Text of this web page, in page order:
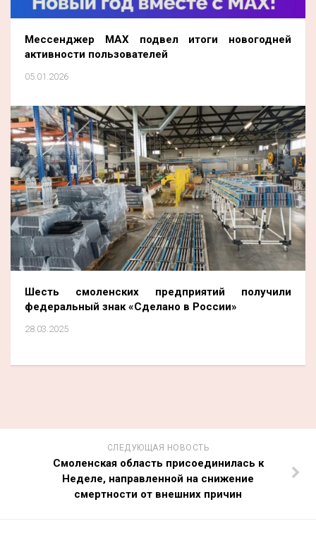
Мессенджер МАХ подвел итоги новогодней
активности пользователей
05.01.2026
Шесть смоленских предприятий получили
федеральный знак «Сделано в России»
28.03.2025
СЛЕДУЮЩАЯ НОВОСТЬ
Смоленская область присоединилась к
Неделе, направленной на снижение
смертности от внешних причин